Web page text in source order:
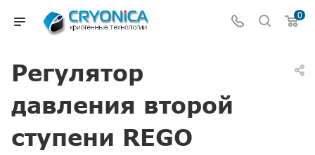
0
Регулятор
давления второй
ступени REGO